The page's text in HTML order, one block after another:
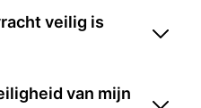
veilig is
van mijn